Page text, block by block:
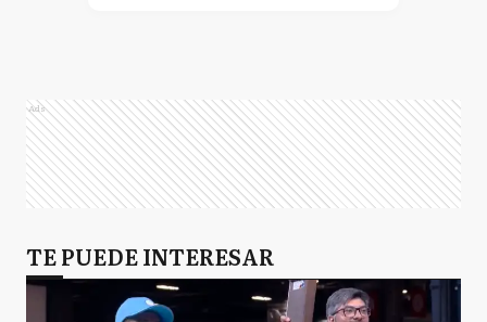
Ads
TE PUEDE INTERESAR